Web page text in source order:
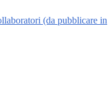
(da pubblicare in